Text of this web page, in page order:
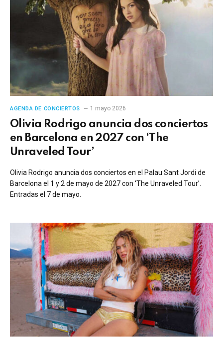
AGENDA DE CONCIERTOS 1 mayo 2026
Olivia Rodrigo anuncia dos conciertos
en Barcelona en 2027 con ‘The
Unraveled Tour’
Olivia Rodrigo anuncia dos conciertos en el Palau Sant Jordi de
Barcelona el 1 y 2 de mayo de 2027 con ‘The Unraveled Tour’.
Entradas el 7 de mayo.